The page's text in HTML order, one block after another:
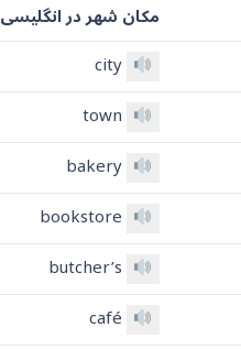
مکان شهر در انگلیسی
city
town
bakery
bookstore
butcher’s
café